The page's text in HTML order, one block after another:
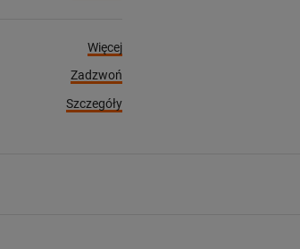
Więcej
Zadzwoń
Szczegóły